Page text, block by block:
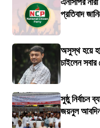
এনসিপির
প্রতিবাদ
অসুস্থ হয়ে
চাইলেন সবার
সুষ্ঠু নির্বাচন
জয়নুল